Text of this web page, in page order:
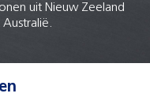
uit Nieuw Zeeland